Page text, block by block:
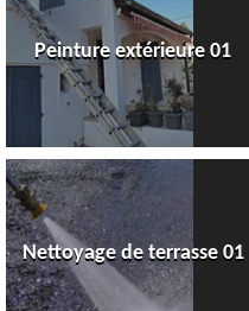
Peinture extérieure 01
Nettoyage de terrasse 01